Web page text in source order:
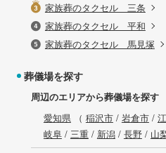
家族葬のタクセル 三条
家族葬のタクセル 平和
家族葬のタクセル 馬見塚
葬儀場を探す
周辺のエリアから葬儀場を探す
愛知県（ 稲沢市/ 岩倉市/
岐阜/ 三重/ 新潟/ 長野/ 山